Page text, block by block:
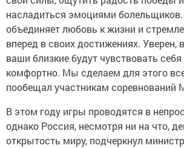
насладиться эмоциями болельщиков.
объединяет любовь к жизни и
вперед в своих достижениях. Уверен,
ваши близкие будут чувствовать
комфортно. Мы сделаем для этого
пообещал участникам соревнований
В этом году игры проводятся в
однако Россия, несмотря ни на что,
открытость миру, подчеркнул